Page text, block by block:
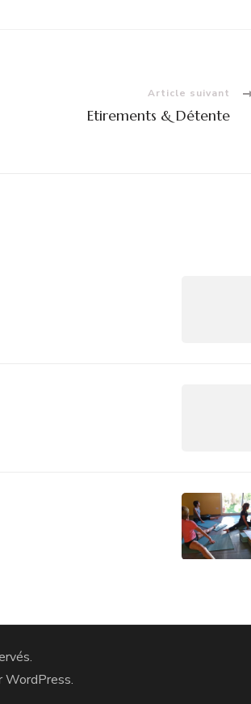
Article suivant
Etirements & Détente
WordPress.